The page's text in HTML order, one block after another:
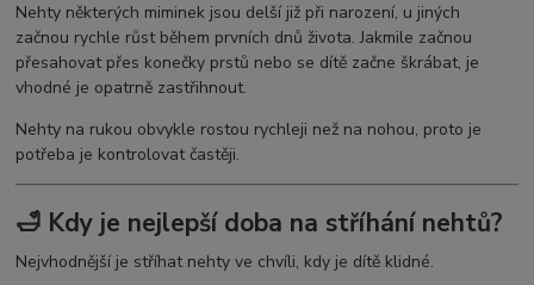
Nehty některých miminek jsou delší již při narození, u jiných
začnou rychle růst během prvních dnů života. Jakmile začnou
přesahovat přes konečky prstů nebo se dítě začne škrábat, je
vhodné je opatrně zastřihnout.
Nehty na rukou obvykle rostou rychleji než na nohou, proto je
potřeba je kontrolovat častěji.
🛁 Kdy je nejlepší doba na stříhání nehtů?
Nejvhodnější je stříhat nehty ve chvíli, kdy je dítě klidné.